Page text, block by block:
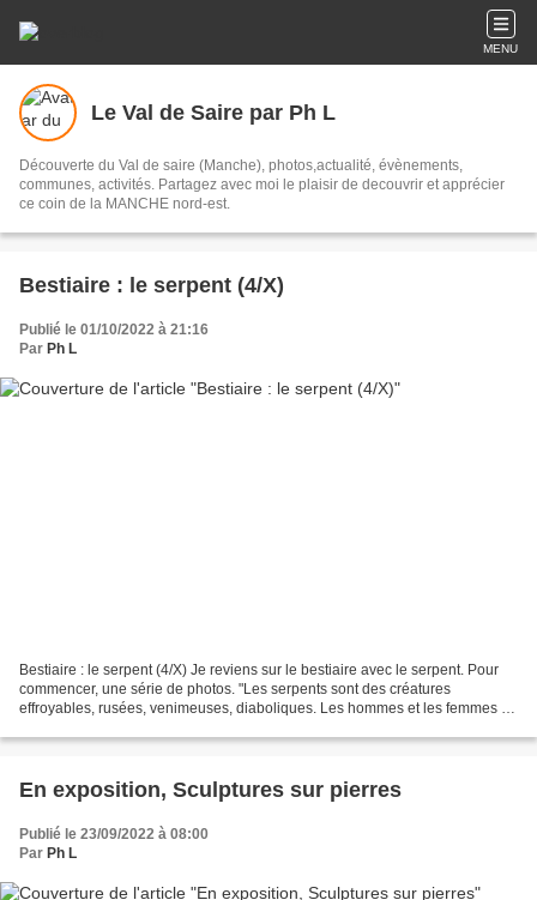
MENU
Le Val de Saire par Ph L
Découverte du Val de saire (Manche), photos,actualité, évènements,
communes, activités. Partagez avec moi le plaisir de decouvrir et apprécier
ce coin de la MANCHE nord-est.
Bestiaire : le serpent (4/X)
Publié le 01/10/2022 à 21:16
Par Ph L
Bestiaire : le serpent (4/X) Je reviens sur le bestiaire avec le serpent. Pour
commencer, une série de photos. "Les serpents sont des créatures
effroyables, rusées, venimeuses, diaboliques. Les hommes et les femmes de
En exposition, Sculptures sur pierres
Publié le 23/09/2022 à 08:00
Par Ph L